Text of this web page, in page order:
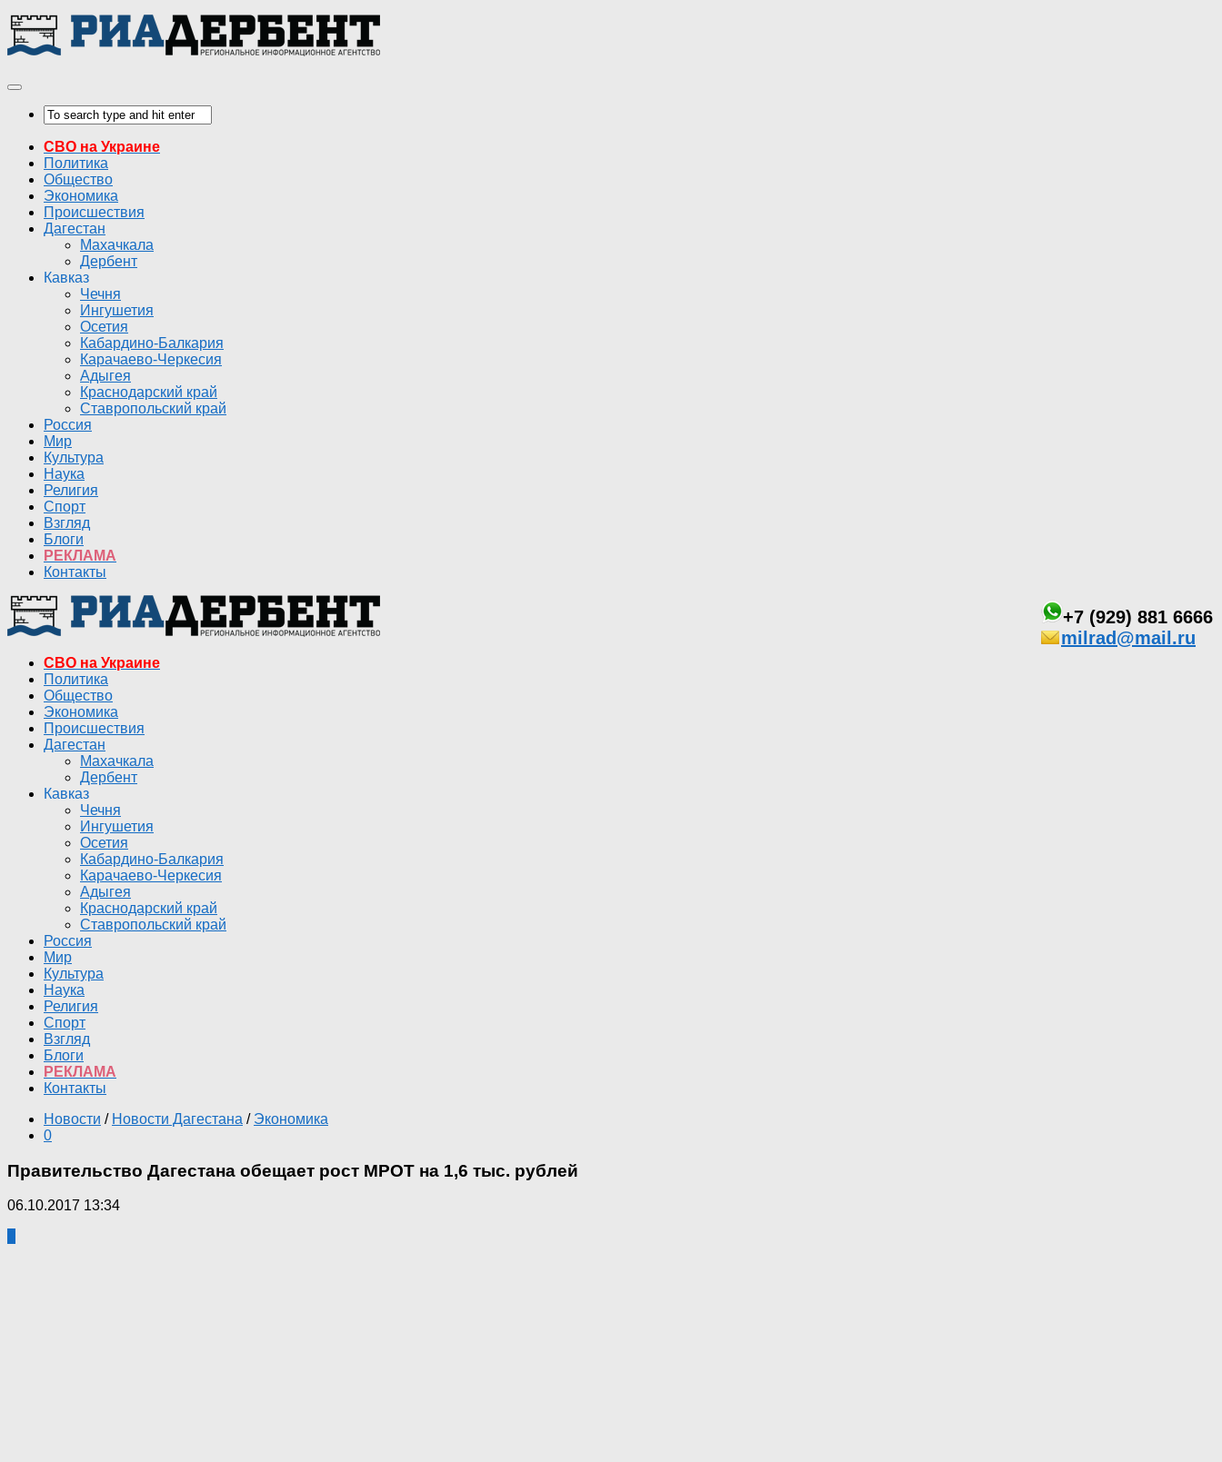
СВО на Украине
Политика
Общество
Экономика
Происшествия
Дагестан
Махачкала
Дербент
Кавказ
Чечня
Ингушетия
Осетия
Кабардино-Балкария
Карачаево-Черкесия
Адыгея
Краснодарский край
Ставропольский край
Россия
Мир
Культура
Наука
Религия
Спорт
Взгляд
Блоги
РЕКЛАМА
Контакты
+7 (929) 881 6666
milrad@mail.ru
СВО на Украине
Политика
Общество
Экономика
Происшествия
Дагестан
Махачкала
Дербент
Кавказ
Чечня
Ингушетия
Осетия
Кабардино-Балкария
Карачаево-Черкесия
Адыгея
Краснодарский край
Ставропольский край
Россия
Мир
Культура
Наука
Религия
Спорт
Взгляд
Блоги
РЕКЛАМА
Контакты
Новости / Новости Дагестана / Экономика
0
Правительство Дагестана обещает рост МРОТ на 1,6 тыс. рублей
06.10.2017 13:34